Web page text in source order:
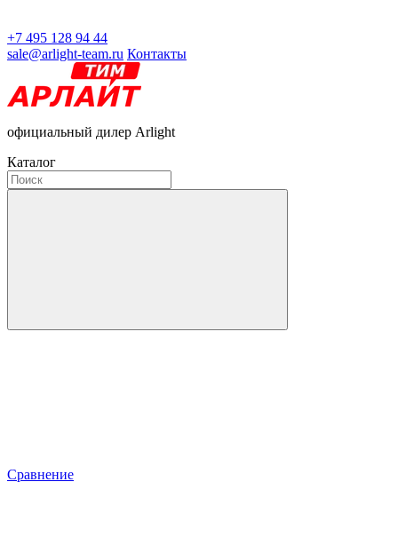
+7 495 128 94 44
sale@arlight-team.ru Контакты
официальный дилер Arlight
Каталог
Сравнение